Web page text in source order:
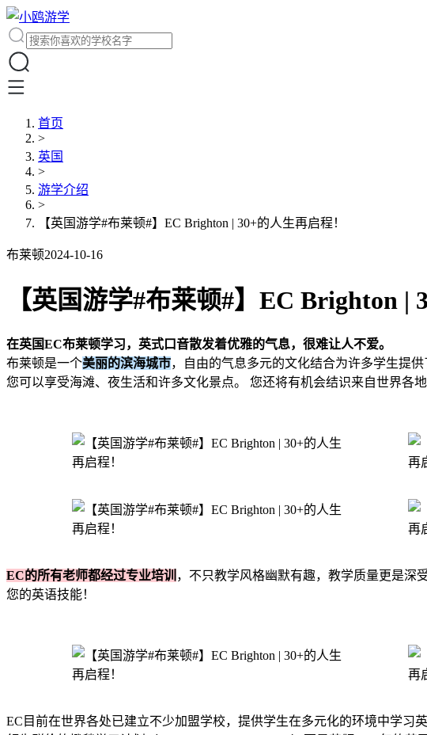
首页
>
英国
>
游学介绍
>
【英国游学#布莱顿#】EC Brighton | 30+的人生再启程！
布莱顿2024-10-16
【英国游学#布莱顿#】EC Brighton |
在英国EC布莱顿学习，英式口音散发着优雅的气息，很难让人不爱。
布莱顿是一个美丽的滨海城市，自由的气息多元的文化结合为许多学生提供
您可以享受海滩、夜生活和许多文化景点。 您还将有机会结识来自世界各地
EC的所有老师都经过专业培训 ，不只教学风格幽默有趣，教学质量更是深
您的英语技能！
EC目前在世界各处已建立不少加盟学校，提供学生在多元化的环境中学习